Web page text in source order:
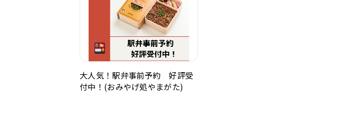
大人気！駅弁事前予約 好評受
付中！(おみやげ処やまがた)